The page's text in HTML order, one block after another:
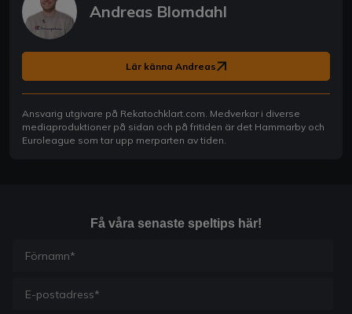
Andreas Blomdahl
Lär känna Andreas
Ansvarig utgivare på Rekatochklart.com. Medverkar i diverse
mediaproduktioner på sidan och på fritiden är det Hammarby och
Euroleague som tar upp merparten av tiden.
Få våra senaste speltips här!